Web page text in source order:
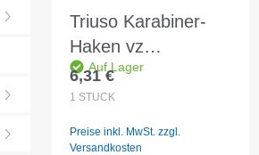
Triuso Karabiner-
Haken vz
120x11mm
Auf Lager
Regulärer Preis:
6,31 €
1 STÜCK
Preise inkl. MwSt. zzgl.
Versandkosten